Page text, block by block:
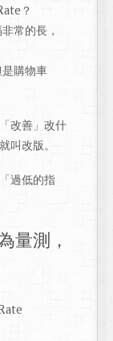
？
常的長，
購物車
改善」改什
叫改版。
過低的指
量測，